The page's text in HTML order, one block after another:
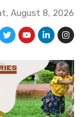
August 8, 2026